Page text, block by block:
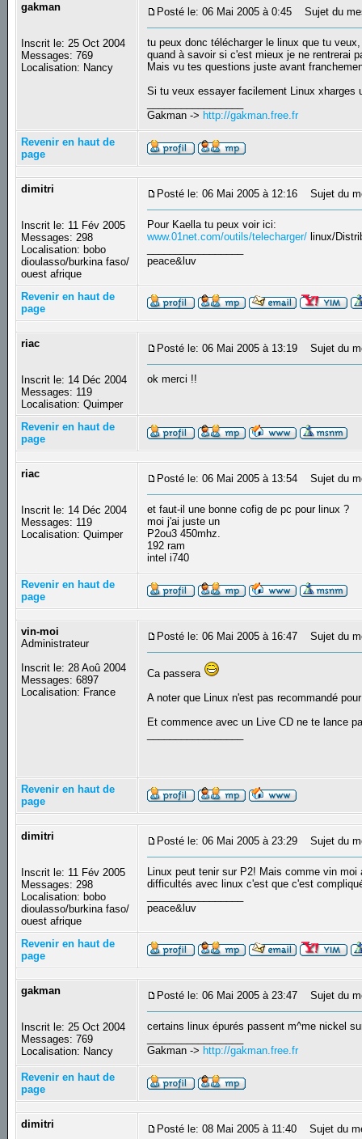
gakman
Inscrit le: 25 Oct 2004
Messages: 769
Localisation: Nancy
Posté le: 06 Mai 2005 à 0:45 Sujet du
tu peux donc télécharger le linux que tu
quand à savoir si c'est mieux je ne rentrerai
Mais vu tes questions juste avant
Si tu veux essayer facilement Linux xharges
Gakman -> http://gakman.free.fr
Revenir en haut de
page
dimitri
Inscrit le: 11 Fév 2005
Messages: 298
Localisation: bobo
dioulasso/burkina faso/
ouest afrique
Posté le: 06 Mai 2005 à 12:16 Sujet du
Pour Kaella tu peux voir ici:
www.01net.com/outils/telecharger/ linux/
peace&luv
Revenir en haut de
page
riac
Inscrit le: 14 Déc 2004
Messages: 119
Localisation: Quimper
Posté le: 06 Mai 2005 à 13:19 Sujet du
ok merci !!
Revenir en haut de
page
riac
Inscrit le: 14 Déc 2004
Messages: 119
Localisation: Quimper
Posté le: 06 Mai 2005 à 13:54 Sujet du
et faut-il une bonne cofig de pc pour linux ?
moi j'ai juste un
P2ou3 450mhz.
192 ram
intel i740
Revenir en haut de
page
vin-moi
Administrateur
Inscrit le: 28 Aoû 2004
Messages: 6897
Localisation: France
Posté le: 06 Mai 2005 à 16:47 Sujet du
Ca passera
A noter que Linux n'est pas recommandé
Et commence avec un Live CD ne te lance
Revenir en haut de
page
dimitri
Inscrit le: 11 Fév 2005
Messages: 298
Localisation: bobo
dioulasso/burkina faso/
ouest afrique
Posté le: 06 Mai 2005 à 23:29 Sujet du
Linux peut tenir sur P2! Mais comme vin
difficultés avec linux c'est que c'est
peace&luv
Revenir en haut de
page
gakman
Inscrit le: 25 Oct 2004
Messages: 769
Localisation: Nancy
Posté le: 06 Mai 2005 à 23:47 Sujet du
certains linux épurés passent m^me nickel
Gakman -> http://gakman.free.fr
Revenir en haut de
page
dimitri Posté le: 08 Mai 2005 à 11:40 Sujet du